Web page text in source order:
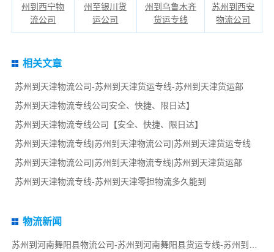
州到西宁物
流公司
州至银川货
运公司
州到乌鲁木齐
货运专线
苏州到西安
物流公司
相关文章
苏州到天津物流公司-苏州到天津货运专线-苏州到天津货运部
苏州到天津物流专线公司安全、快捷、限日达】
苏州到天津物流专线公司【安全、快捷、限日达】
苏州到天津物流专线|苏州到天津物流公司|苏州到天津货运专线
苏州到天津物流公司|苏州到天津物流专线|苏州到天津货运部
苏州到天津物流专线-苏州到天津零担物流多久能到
物流新闻